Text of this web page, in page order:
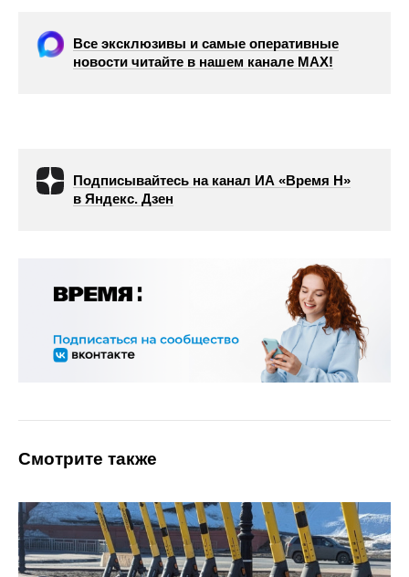
Все эксклюзивы и самые оперативные
новости читайте в нашем канале МАХ!
Подписывайтесь на канал ИА «Время Н»
в Яндекс. Дзен
Смотрите также